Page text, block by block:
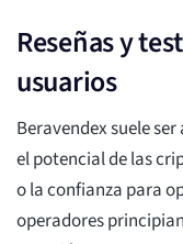
Reseñas y
usuarios
Beravendex suele
el potencial de las
o la confianza para
operadores